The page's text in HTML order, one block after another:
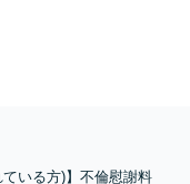
いる方)】不倫慰謝料